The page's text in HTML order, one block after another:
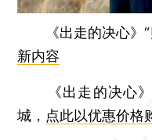
《出走的决心
新内容
《出走的决心
城， 点此以优惠价格